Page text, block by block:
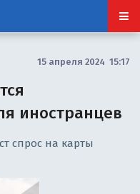
15 апреля 2024 15:17
иностранцев
спрос на карты